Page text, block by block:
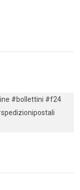
#bollettini #f24